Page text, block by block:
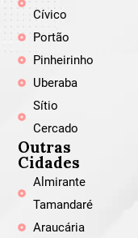
Cívico
Portão
Pinheirinho
Uberaba
Sítio
Cercado
Outras
Cidades
Almirante
Tamandaré
Araucária